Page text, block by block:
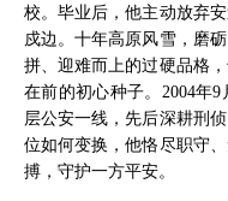
校。毕业后，他主动放弃
戍边。十年高原风雪，磨
拼、迎难而上的过硬品格
在前的初心种子。2004年
层公安一线，先后深耕刑
位如何变换，他恪尽职守
搏，守护一方平安。